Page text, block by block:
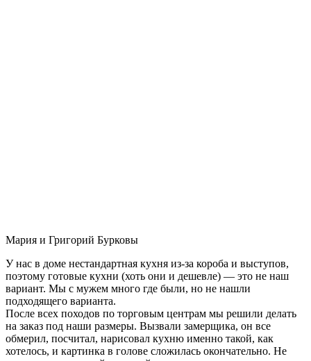
Мария и Григорий Бурковы
У нас в доме нестандартная кухня из-за короба и выступов,
поэтому готовые кухни (хоть они и дешевле) — это не наш
вариант. Мы с мужем много где были, но не нашли
подходящего варианта.
После всех походов по торговым центрам мы решили делать
на заказ под наши размеры. Вызвали замерщика, он все
обмерил, посчитал, нарисовал кухню именно такой, как
хотелось, и картинка в голове сложилась окончательно. Не